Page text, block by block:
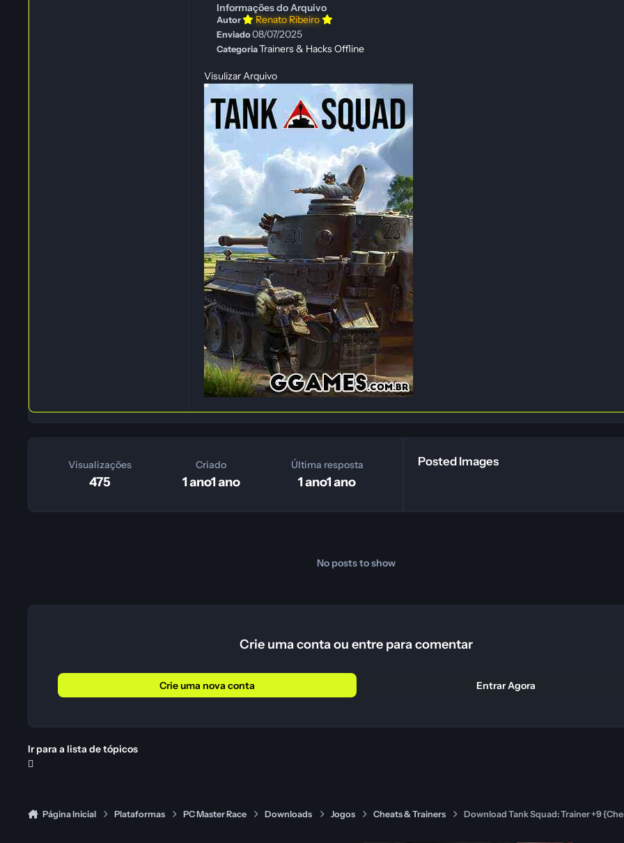
Informações do Arquivo
Autor Renato Ribeiro
Enviado08/07/2025
CategoriaTrainers & Hacks Offline
Visulizar Arquivo
Visualizações
475
Criado
1 ano1 ano
Última resposta
1 ano1 ano
Posted Images
No posts to show
Crie uma conta ou entre para comentar
Crie uma nova conta Entrar Agora
Ir para a lista de tópicos
Página Inicial Plataformas PC Master Race Downloads Jogos Cheats & Trainers Download Tank Squad: Trainer +9